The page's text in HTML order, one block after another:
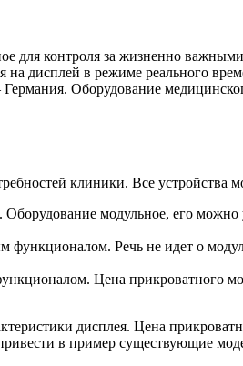
для контроля за жизненно
на дисплей в режиме реального
Оборудование
клиники. Все устройства
модульное, его
Речь не идет о
Цена прикроватного
дисплея. Цена
в пример существующие